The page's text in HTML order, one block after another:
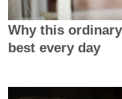
Why this
best every day